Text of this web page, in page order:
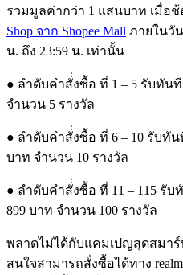
รวมมูลค่ากว่า 1 แสนบาท เมื่อ
Shop จาก Shopee Mall ภายในวั
น. ถึง 23:59 น. เท่านั้น
● ลำดับคำสั่่งซื้อ ที่ 1 – 5 รับทันที
จำนวน 5 รางวัล
● ลำดับคำสั่่งซื้อ ที่ 6 – 10 รับทัน
บาท จำนวน 10 รางวัล
● ลำดับคำสั่่งซื้อ ที่ 11 – 115 รับ
899 บาท จำนวน 100 รางวัล
พลาดไม่ได้กับแคมเปญสุดสมาร์
สนใจสามารถสั่งซื้อได้ทาง